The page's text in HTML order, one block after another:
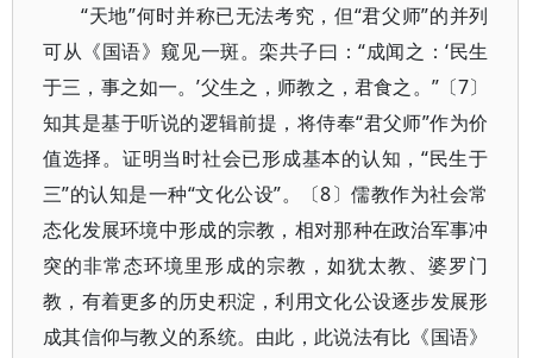
“天地”何时并称已无法考究，但“君父师”的并列
可从《国语》窥见一斑。栾共子曰：“成闻之：‘民生
于三，事之如一。’父生之，师教之，君食之。”〔7〕
知其是基于听说的逻辑前提，将侍奉“君父师”作为价
值选择。证明当时社会已形成基本的认知，“民生于
三”的认知是一种“文化公设”。〔8〕儒教作为社会常
态化发展环境中形成的宗教，相对那种在政治军事冲
突的非常态环境里形成的宗教，如犹太教、婆罗门
教，有着更多的历史积淀，利用文化公设逐步发展形
成其信仰与教义的系统。由此，此说法有比《国语》